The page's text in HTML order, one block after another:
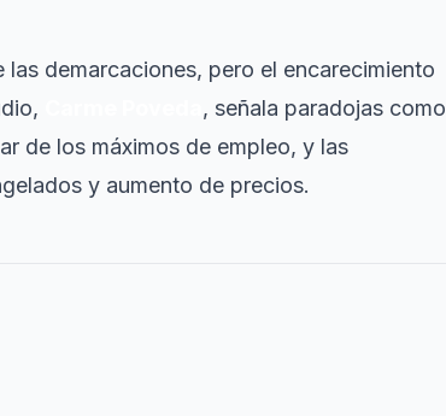
demarcaciones, pero el encarecimiento
, señala paradojas como
de los máximos de empleo, y las
y aumento de precios.